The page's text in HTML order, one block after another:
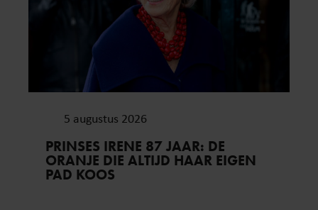
5 augustus 2026
PRINSES IRENE 87 JAAR: DE
ORANJE DIE ALTIJD HAAR EIGEN
PAD KOOS